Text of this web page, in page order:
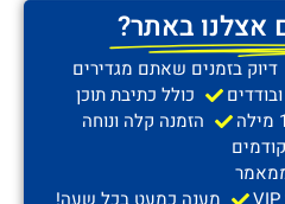
אצלנו באתר?
דיוק בזמנים שאתם מגדירים
כולל כתיבת תוכן
הזמנה קלה ונוחה